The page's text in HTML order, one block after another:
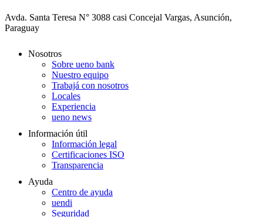
Avda. Santa Teresa N° 3088 casi Concejal Vargas, Asunción,
Paraguay
Nosotros
Sobre ueno bank
Nuestro equipo
Trabajá con nosotros
Locales
Experiencia
ueno news
Información útil
Información legal
Certificaciones ISO
Transparencia
Ayuda
Centro de ayuda
uendi
Seguridad